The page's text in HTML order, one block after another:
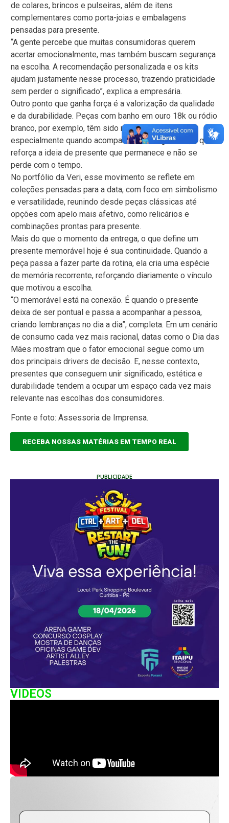
de colares, brincos e pulseiras, além de itens
complementares como porta-joias e embalagens
pensadas para presente.
“A gente percebe que muitas consumidoras querem
acertar emocionalmente, mas também buscam segurança
na escolha. A recomendação personalizada e os kits
ajudam justamente nesse processo, trazendo praticidade
sem perder o significado”, explica a empresária.
Outro ponto que ganha força é a valorização da qualidade
e da durabilidade. Peças com banho em ouro 18k ou ródio
branco, por exemplo, têm sido mais procuradas,
especialmente quando acompanhadas de garantia, o que
reforça a ideia de presente que permanece e não se
perde com o tempo.
No portfólio da Veri, esse movimento se reflete em
coleções pensadas para a data, com foco em simbolismo
e versatilidade, reunindo desde peças clássicas até
opções com apelo mais afetivo, como relicários e
combinações prontas para presente.
Mais do que o momento da entrega, o que define um
presente memorável hoje é sua continuidade. Quando a
peça passa a fazer parte da rotina, ela cria uma espécie
de memória recorrente, reforçando diariamente o vínculo
que motivou a escolha.
“O memorável está na conexão. É quando o presente
deixa de ser pontual e passa a acompanhar a pessoa,
criando lembranças no dia a dia”, completa. Em um cenário
de consumo cada vez mais racional, datas como o Dia das
Mães mostram que o fator emocional segue como um
dos principais drivers de decisão. E, nesse contexto,
presentes que conseguem unir significado, estética e
durabilidade tendem a ocupar um espaço cada vez mais
relevante nas escolhas dos consumidores.
Fonte e foto: Assessoria de Imprensa.
RECEBA NOSSAS MATÉRIAS EM TEMPO REAL
PUBLICIDADE
VIDEOS